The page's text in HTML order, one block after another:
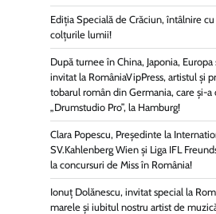
Ediția Specială de Crăciun, întâlnire
colțurile lumii!
După turnee în China, Japonia,
invitat la RomâniaVipPress, artistul și
tobarul român din Germania, care și-a
„Drumstudio Pro”, la Hamburg!
Clara Popescu, Președinte la
SV.Kahlenberg Wien şi Liga IFL
la concursuri de Miss în România!
Ionuț Dolănescu, invitat special la
marele și iubitul nostru artist de